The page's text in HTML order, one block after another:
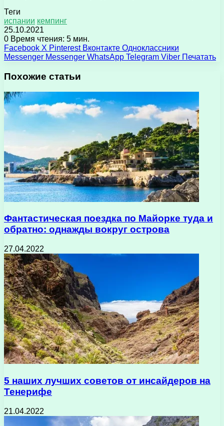
Теги
испании кемпинг
25.10.2021
0 Время чтения: 5 мин.
Facebook X Pinterest Вконтакте Одноклассники
Messenger Messenger WhatsApp Telegram Viber Печатать
Похожие статьи
Фантастическая поездка по Майорке туда и
обратно: однажды вокруг острова
27.04.2022
5 наших лучших советов от инсайдеров на
Тенерифе
21.04.2022